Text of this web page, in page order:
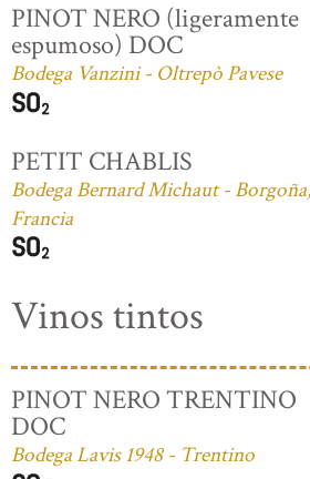
PINOT NERO (ligeramente
espumoso) DOC
Bodega Vanzini - Oltrepò Pavese
PETIT CHABLIS
Bodega Bernard Michaut - Borgoña,
Francia
Vinos tintos
PINOT NERO TRENTINO
DOC
Bodega Lavis 1948 - Trentino